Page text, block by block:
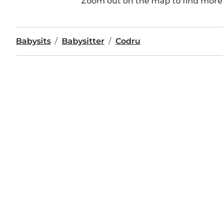
Babysits Babysitter Codru